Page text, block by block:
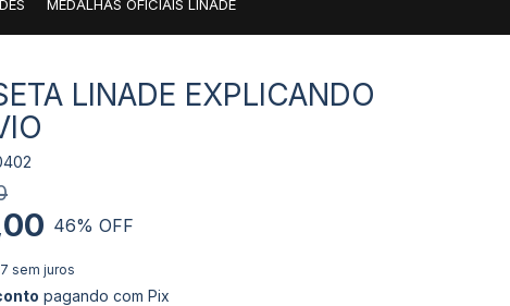
MEDALHAS OFICIAIS LINADE
LINADE EXPLICANDO
46% OFF
sem juros
pagando com Pix